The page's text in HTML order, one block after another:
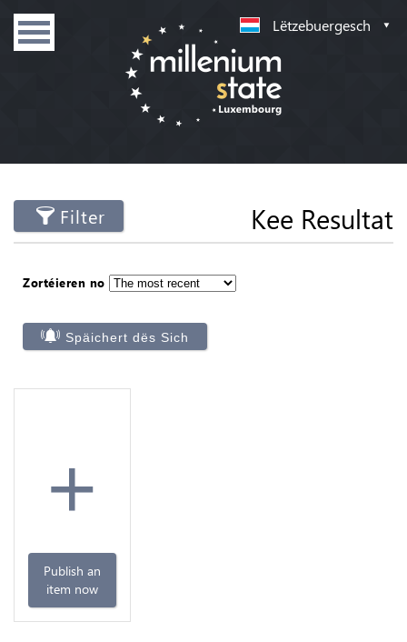
Lëtzebuergesch
Filter Kee Resultat
Zortéieren no
Späichert dës Sich
+
Publish an
item now